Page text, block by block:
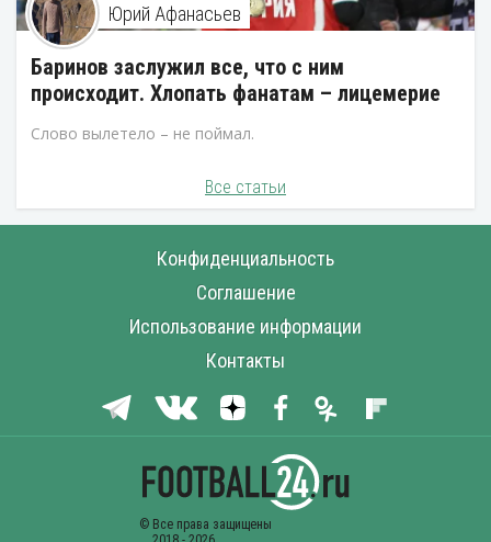
Юрий Афанасьев
Баринов заслужил все, что с ним
происходит. Хлопать фанатам – лицемерие
Слово вылетело – не поймал.
Все статьи
Конфиденциальность
Соглашение
Использование информации
Контакты